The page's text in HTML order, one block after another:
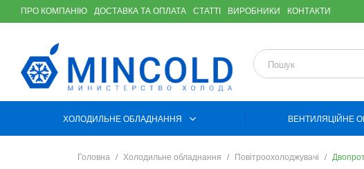
ПРО КОМПАНІЮ ДОСТАВКА ТА ОПЛАТА СТАТТІ ВИРОБНИКИ КОНТАКТИ
ХОЛОДИЛЬНЕ ОБЛАДНАННЯ ВЕНТИЛЯЦІЙНЕ
Головна Холодильне обладнання Повітроохолоджувачі